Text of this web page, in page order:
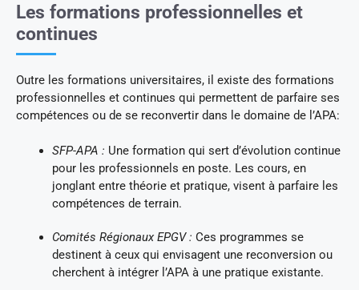
Les formations professionnelles et
continues
Outre les formations universitaires, il existe des formations
professionnelles et continues qui permettent de parfaire ses
compétences ou de se reconvertir dans le domaine de l’APA:
SFP-APA : Une formation qui sert d’évolution continue
pour les professionnels en poste. Les cours, en
jonglant entre théorie et pratique, visent à parfaire les
compétences de terrain.
Comités Régionaux EPGV : Ces programmes se
destinent à ceux qui envisagent une reconversion ou
cherchent à intégrer l’APA à une pratique existante.